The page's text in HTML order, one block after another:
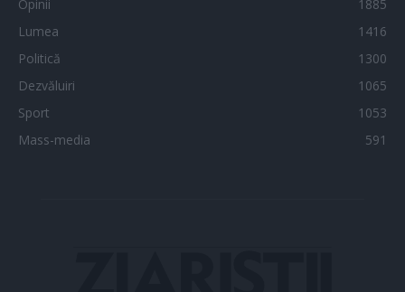
Opinii
1885
Lumea
1416
Politică
1300
Dezvăluiri
1065
Sport
1053
Mass-media
591